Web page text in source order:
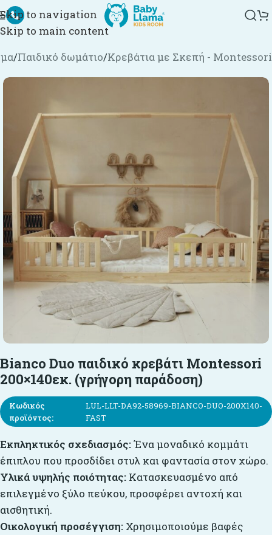
Skip to navigation
Skip to main content
/Παιδικό δωμάτιο/Κρεβάτια με Σκεπή - Montessori
Bianco Duo παιδικό κρεβάτι Montessori
200×140εκ. (γρήγορη παράδοση)
Κωδικός
προϊόντος:
LUL-LLT-DA92-58969-BIANCO-DUO-200X140-
FAST
Εκπληκτικός σχεδιασμός:Ένα μοναδικό κομμάτι
έπιπλου που προσδίδει στυλ και φαντασία στον χώρο.
Υλικά υψηλής ποιότητας: Κατασκευασμένο από
επιλεγμένο ξύλο πεύκου, προσφέρει αντοχή και
αισθητική.
Οικολογική προσέγγιση: Χρησιμοποιούμε βαφές